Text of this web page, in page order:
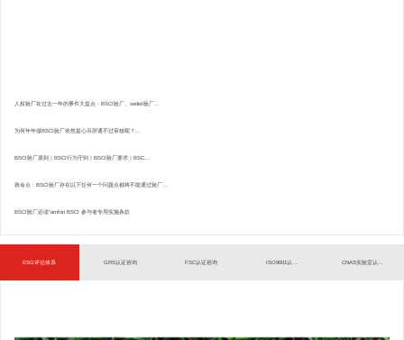
人权验厂在过去一年的事件大盘点：BSCI验厂、sedex验厂...
为何年年做BSCI验厂依然提心吊胆通不过审核呢？...
BSCI验厂原则｜BSCI行为守则｜BSCI验厂要求｜BSC...
致命点：BSCI验厂存在以下任何一个问题点都将不能通过验厂...
BSCI验厂必读”amfori BSCI 参与者专用实施条款
ESG评估体系 GRS认证咨询 FSC认证咨询 ISO9001认... CNAS实验室认...